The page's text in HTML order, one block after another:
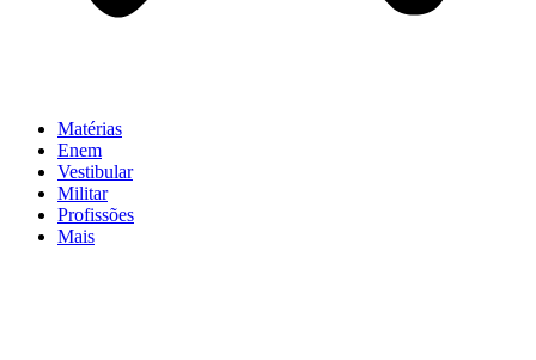
Matérias
Enem
Vestibular
Militar
Profissões
Mais